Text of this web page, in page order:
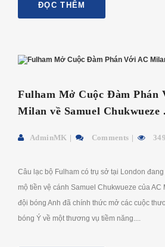
ĐỌC THÊM
Fulham Mở Cuộc Đàm Phán
Milan về Samuel Chukwueze
AdminMK Comments
Câu lạc bộ Fulham có trụ sở tại London
mộ tiền vệ cánh Samuel Chukwueze của AC
đội bóng Anh đã chính thức mở các cuộc
bóng Ý về một thương vụ tiềm năng....